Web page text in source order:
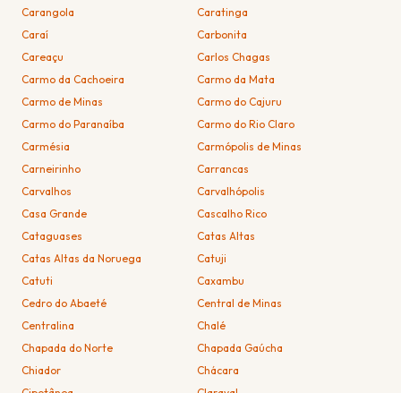
Carangola
Caratinga
Caraí
Carbonita
Careaçu
Carlos Chagas
Carmo da Cachoeira
Carmo da Mata
Carmo de Minas
Carmo do Cajuru
Carmo do Paranaíba
Carmo do Rio Claro
Carmésia
Carmópolis de Minas
Carneirinho
Carrancas
Carvalhos
Carvalhópolis
Casa Grande
Cascalho Rico
Cataguases
Catas Altas
Catas Altas da Noruega
Catuji
Catuti
Caxambu
Cedro do Abaeté
Central de Minas
Centralina
Chalé
Chapada do Norte
Chapada Gaúcha
Chiador
Chácara